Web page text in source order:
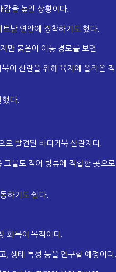
감을 높인 상황이다.
남 연안에 정착하기도 했다.
만 붉은이 이동 경로를 보면
이 산란을 위해 육지에 올라온 적
했다.
로 발견된 바다거북 산란지다.
물도 적어 방류에 적합한 곳으로
하기도 쉽다.
회복이 목적이다.
, 생태 특성 등을 연구할 예정이다.